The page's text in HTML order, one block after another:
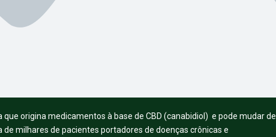
que origina medicamentos à base de CBD (canabidiol) e pode mudar de
milhares de pacientes portadores de doenças crônicas e